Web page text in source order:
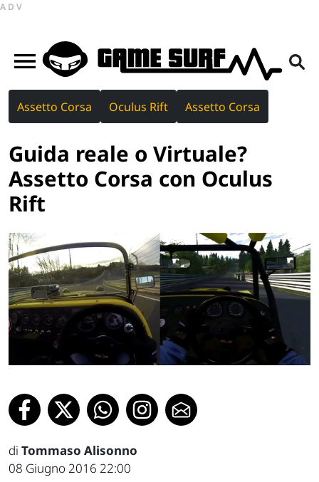
ADV
Assetto Corsa Oculus Rift Assetto Corsa
Guida reale o Virtuale?
Assetto Corsa con Oculus
Rift
di Tommaso Alisonno
08 Giugno 2016 22:00